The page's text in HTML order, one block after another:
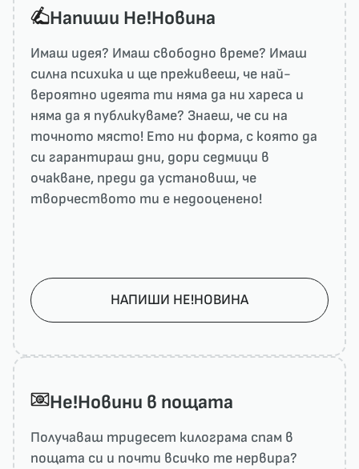
Напиши He!Новина
Имаш идея? Имаш свободно време? Имаш
силна психика и ще преживееш, че най-
вероятно идеята ти няма да ни харесa и
няма да я публикуваме? Знаеш, че си на
точното място! Ето ни форма, с която да
си гарантираш дни, дори седмици в
очакване, преди да установиш, че
творчеството ти е недооценено!
НАПИШИ НЕ!НОВИНА
He!Новини в пощата
Получаваш тридесет килограма спам в
пощата си и почти всичко те нервира?